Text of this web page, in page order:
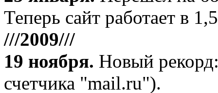
Теперь сайт работает в
///2009///
19 ноября. Новый
счетчика "mail.ru").